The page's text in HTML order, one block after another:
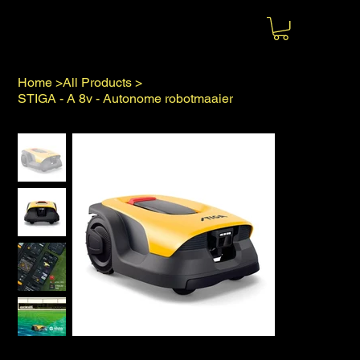
Home >All Products >
STIGA - A 8v - Autonome robotmaaier